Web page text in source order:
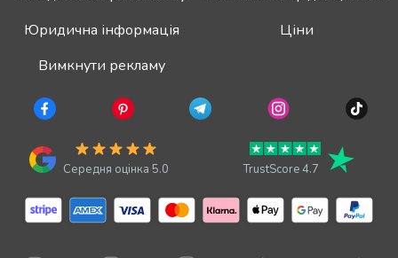
Юридична інформація
Ціни
Вимкнути рекламу
Середня оцінка 5.0 TrustScore 4.7